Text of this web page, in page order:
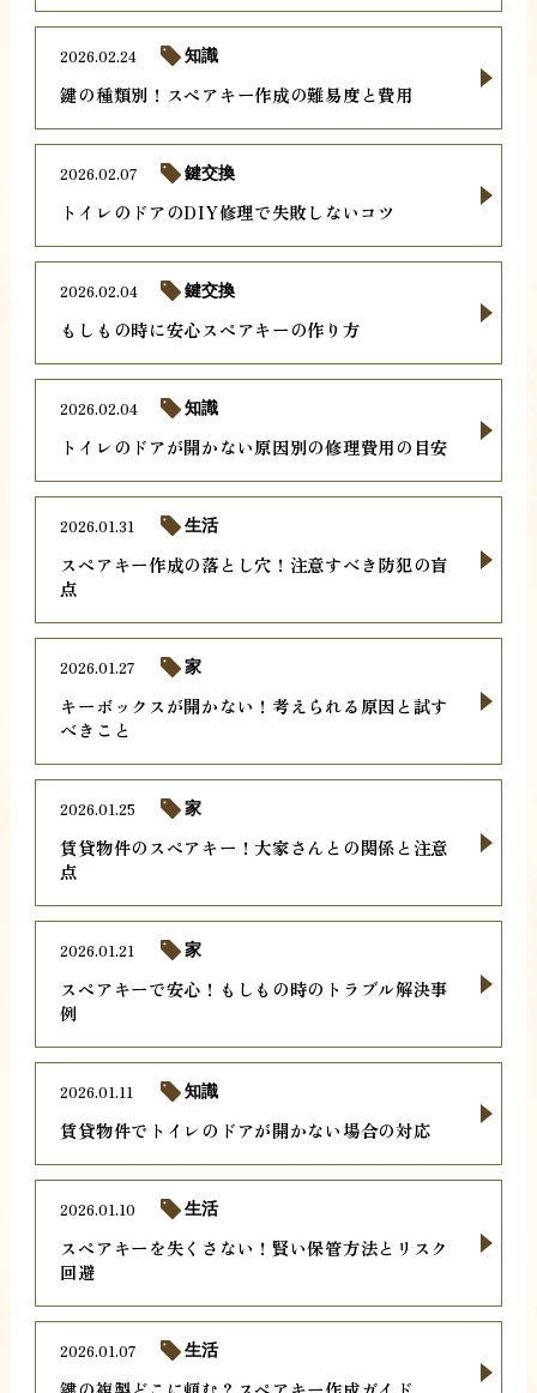
鍵の種類別！スペアキー作成の難易度と費用
2026.02.24 知識
トイレのドアのDIY修理で失敗しないコツ
2026.02.07 鍵交換
もしもの時に安心スペアキーの作り方
2026.02.04 鍵交換
トイレのドアが開かない原因別の修理費用の目安
2026.02.04 知識
スペアキー作成の落とし穴！注意すべき防犯の盲
点
2026.01.31 生活
キーボックスが開かない！考えられる原因と試す
べきこと
2026.01.27 家
賃貸物件のスペアキー！大家さんとの関係と注意
点
2026.01.25 家
スペアキーで安心！もしもの時のトラブル解決事
例
2026.01.21 家
賃貸物件でトイレのドアが開かない場合の対応
2026.01.11 知識
スペアキーを失くさない！賢い保管方法とリスク
回避
2026.01.10 生活
2026.01.07 生活